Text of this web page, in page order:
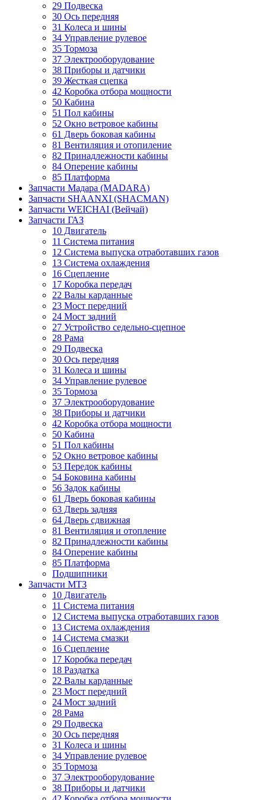
29 Подвеска
30 Ось передняя
31 Колеса и шины
34 Управление рулевое
35 Тормоза
37 Электрооборудование
38 Приборы и датчики
39 Жесткая сцепка
42 Коробка отбора мощности
50 Кабина
51 Пол кабины
52 Окно ветровое кабины
61 Дверь боковая кабины
81 Вентиляция и отопиление
82 Принадлежности кабины
84 Оперение кабины
85 Платформа
Запчасти Мадара (MADARA)
Запчасти SHAANXI (SHACMAN)
Запчасти WEICHAI (Вейчай)
Запчасти ГАЗ
10 Двигатель
11 Система питания
12 Система выпуска отработавших газов
13 Система охлаждения
16 Сцепление
17 Коробка передач
22 Валы карданные
23 Мост передний
24 Мост задний
27 Устройство седельно-сцепное
28 Рама
29 Подвеска
30 Ось передняя
31 Колеса и шины
34 Управление рулевое
35 Тормоза
37 Электрооборудование
38 Приборы и датчики
42 Коробка отбора мощности
50 Кабина
51 Пол кабины
52 Окно ветровое кабины
53 Передок кабины
54 Боковина кабины
56 Задок кабины
61 Дверь боковая кабины
63 Дверь задняя
64 Дверь сдвижная
81 Вентиляция и отопление
82 Принадлежности кабины
84 Оперение кабины
85 Платформа
Подшипники
Запчасти МТЗ
10 Двигатель
11 Система питания
12 Система выпуска отработавших газов
13 Система охлаждения
14 Система смазки
16 Сцепление
17 Коробка передач
18 Раздатка
22 Валы карданные
23 Мост передний
24 Мост задний
28 Рама
29 Подвеска
30 Ось передняя
31 Колеса и шины
34 Управление рулевое
35 Тормоза
37 Электрооборудование
38 Приборы и датчики